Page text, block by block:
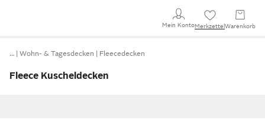
Mein KontoMerkzettel Warenkorb
… Wohn- & Tagesdecken Fleecedecken
Fleece Kuscheldecken